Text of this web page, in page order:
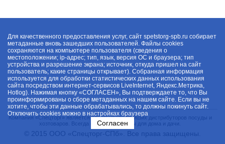
Компания «Спецторг» является одним из крупнейших дистрибуторов посуды и
хозтоваров. Всегда в наличии товары для дома и дачи.
© 2015 ООО «Спецторг-СПб». Все права защищены.
Для качественного предоставления услуг, сайт spetstorg-spb.ru собирает
метаданные вновь зашедших пользователей. Файлы cookies
сохраняются на компьютере пользователя (сведения о
местоположении; ip-адрес; тип, язык, версия ОС и браузера; тип
устройства и разрешение экрана; источник, откуда пришел на сайт
пользователь; какие страницы открывает). Собранная информация
используется для обработки статистических данных использования
сайта посредством интернет-сервисов LiveInternet, Яндекс.Метрика,
Hotlog). Нажимая кнопку «СОГЛАСЕН», Вы подтверждаете то, что Вы
проинформированы о сборе метаданных на нашем сайте. Если вы не
хотите, чтобы эти данные обрабатывались, то должны покинуть сайт.
Отключить cookies можно в настройках браузера
Согласен